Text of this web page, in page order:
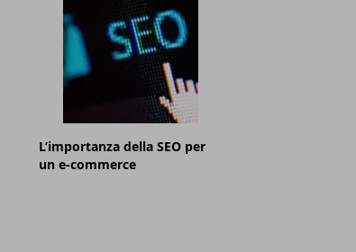
L’importanza della SEO per
un e-commerce